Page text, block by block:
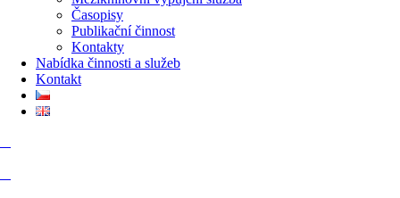
Časopisy
Publikační činnost
Kontakty
Nabídka činnosti a služeb
Kontakt